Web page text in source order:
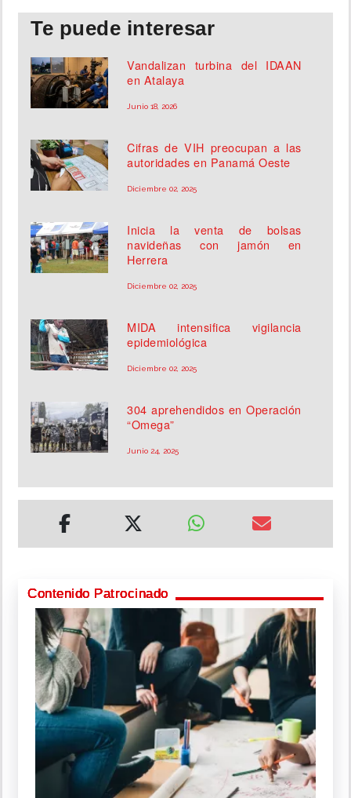
Te puede interesar
Vandalizan turbina del IDAAN
en Atalaya
Junio 18, 2026
Cifras de VIH preocupan a las
autoridades en Panamá Oeste
Diciembre 02, 2025
Inicia la venta de bolsas
navideñas con jamón en
Herrera
Diciembre 02, 2025
MIDA intensifica vigilancia
epidemiológica
Diciembre 02, 2025
304 aprehendidos en Operación
“Omega”
Junio 24, 2025
Contenido Patrocinado